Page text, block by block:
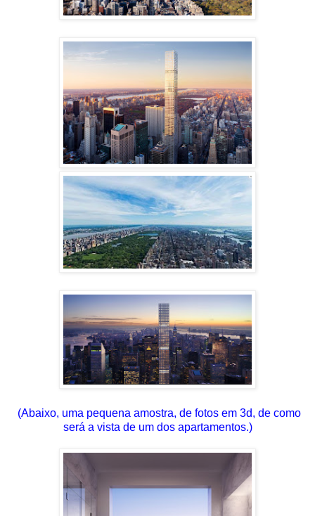
(Abaixo, uma pequena amostra, de fotos em 3d, de como
será a vista de um dos apartamentos.)